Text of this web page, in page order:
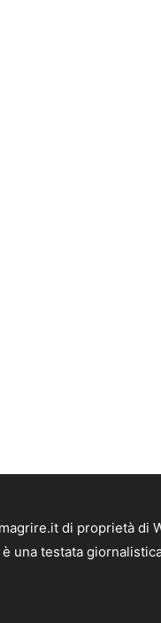
di proprietà di
una testata